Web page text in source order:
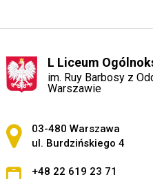
L Liceum
im. Ruy Barbosy z
Warszawie
Adres pocztowy:
03-480 Warszawa
ul. Burdzińskiego 4
+48 22 619 23 71